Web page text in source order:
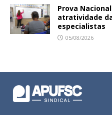
Prova
atratividade
especialistas
05/08/2026